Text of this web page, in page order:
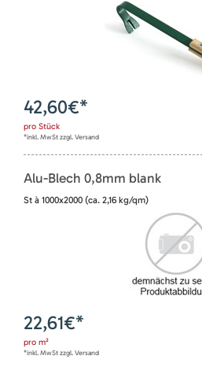
42,60€*
pro Stück
*inkl. MwSt zzgl. Versand
Alu-Blech 0,8mm blank
St à 1000x2000 (ca. 2,16 kg/qm)
22,61€*
pro m²
*inkl. MwSt zzgl. Versand